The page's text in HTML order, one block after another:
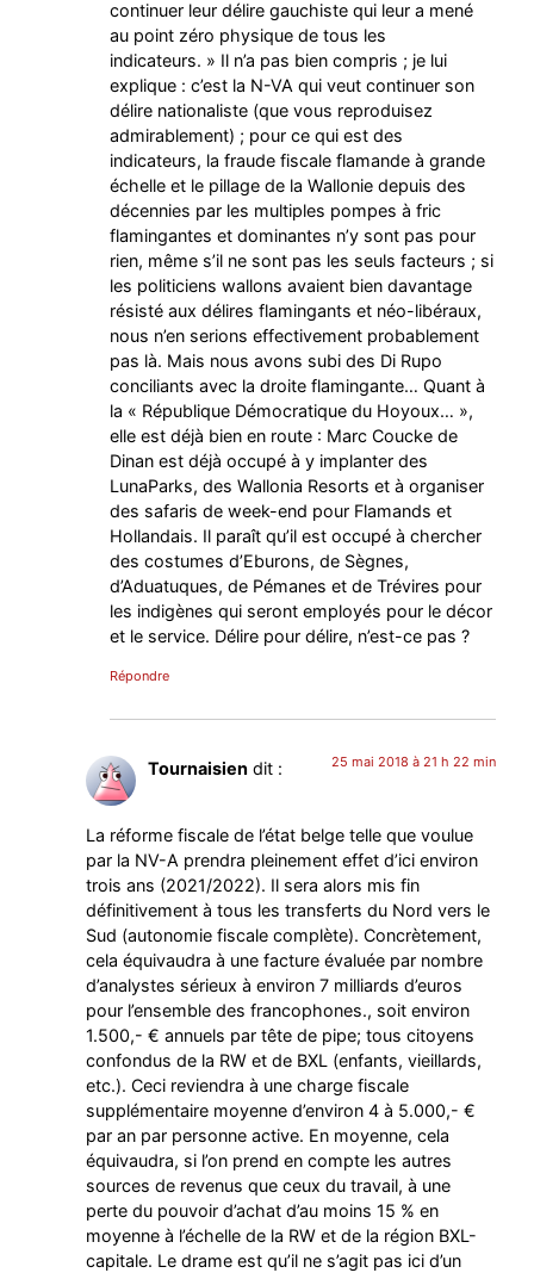
continuer leur délire gauchiste qui leur a mené
au point zéro physique de tous les
indicateurs. » Il n’a pas bien compris ; je lui
explique : c’est la N-VA qui veut continuer son
délire nationaliste (que vous reproduisez
admirablement) ; pour ce qui est des
indicateurs, la fraude fiscale flamande à grande
échelle et le pillage de la Wallonie depuis des
décennies par les multiples pompes à fric
flamingantes et dominantes n’y sont pas pour
rien, même s’il ne sont pas les seuls facteurs ; si
les politiciens wallons avaient bien davantage
résisté aux délires flamingants et néo-libéraux,
nous n’en serions effectivement probablement
pas là. Mais nous avons subi des Di Rupo
conciliants avec la droite flamingante… Quant à
la « République Démocratique du Hoyoux… »,
elle est déjà bien en route : Marc Coucke de
Dinan est déjà occupé à y implanter des
LunaParks, des Wallonia Resorts et à organiser
des safaris de week-end pour Flamands et
Hollandais. Il paraît qu’il est occupé à chercher
des costumes d’Eburons, de Sègnes,
d’Aduatuques, de Pémanes et de Trévires pour
les indigènes qui seront employés pour le décor
et le service. Délire pour délire, n’est-ce pas ?
Répondre
Tournaisien dit : 25 mai 2018 à 21 h 22 min
La réforme fiscale de l’état belge telle que voulue
par la NV-A prendra pleinement effet d’ici environ
trois ans (2021/2022). Il sera alors mis fin
définitivement à tous les transferts du Nord vers le
Sud (autonomie fiscale complète). Concrètement,
cela équivaudra à une facture évaluée par nombre
d’analystes sérieux à environ 7 milliards d’euros
pour l’ensemble des francophones., soit environ
1.500,- € annuels par tête de pipe; tous citoyens
confondus de la RW et de BXL (enfants, vieillards,
etc.). Ceci reviendra à une charge fiscale
supplémentaire moyenne d’environ 4 à 5.000,- €
par an par personne active. En moyenne, cela
équivaudra, si l’on prend en compte les autres
sources de revenus que ceux du travail, à une
perte du pouvoir d’achat d’au moins 15 % en
moyenne à l’échelle de la RW et de la région BXL-
capitale. Le drame est qu’il ne s’agit pas ici d’un